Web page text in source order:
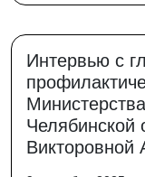
Интервью с
Челябинской
Викторовной